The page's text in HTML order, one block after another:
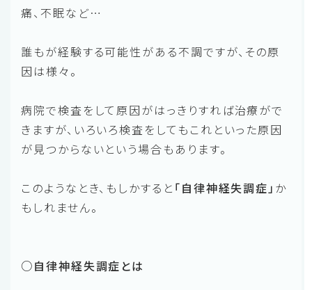
痛、不眠など…
誰もが経験する可能性がある不調ですが、その原
因は様々。
病院で検査をして原因がはっきりすれば治療がで
きますが、いろいろ検査をしてもこれといった原因
が見つからないという場合もあります。
このようなとき、もしかすると 「自律神経失調症」 か
もしれません。
○自律神経失調症とは